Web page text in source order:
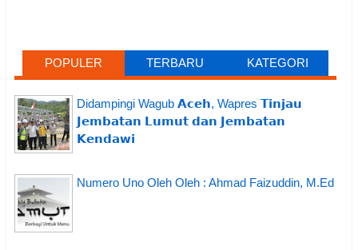
POPULER TERBARU KATEGORI
Didampingi Wagub 𝗔𝗰𝗲𝗵, Wapres 𝗧𝗶𝗻𝗷𝗮𝘂
𝗝𝗲𝗺𝗯𝗮𝘁𝗮𝗻 𝗟𝘂𝗺𝘂𝘁 𝗱𝗮𝗻 𝗝𝗲𝗺𝗯𝗮𝘁𝗮𝗻
𝗞𝗲𝗻𝗱𝗮𝘄𝗶
Numero Uno Oleh Oleh : Ahmad Faizuddin, M.Ed